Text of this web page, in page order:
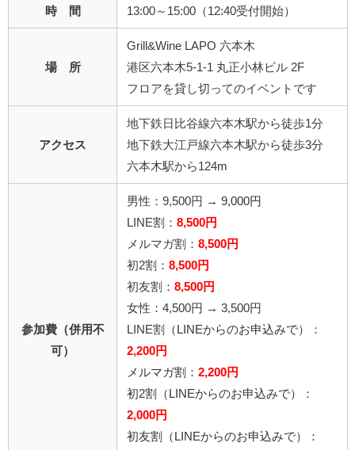
時 間 13:00～15:00（12:40受付開始）
場 所
Grill&Wine LAPO 六本木
港区六本木5-1-1 丸正小林ビル 2F
フロアを貸し切ってのイベントです
アクセス
地下鉄日比谷線六本木駅から徒歩1分
地下鉄大江戸線六本木駅から徒歩3分
六本木駅から124m
参加費（併用不
可）
男性：9,500円 → 9,000円
LINE割： 8,500円
メルマガ割： 8,500円
初2割： 8,500円
初友割： 8,500円
女性：4,500円 → 3,500円
LINE割
（LINEからのお申込みで）
：
2,200円
メルマガ割： 2,200円
初2割
（LINEからのお申込みで）
：
2,000円
初友割
（LINEからのお申込みで）
：